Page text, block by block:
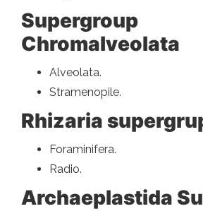
Supergroup
Chromalveolata
Alveolata.
Stramenopile.
Rhizaria
Foraminifera.
Radio.
Archaeplastida